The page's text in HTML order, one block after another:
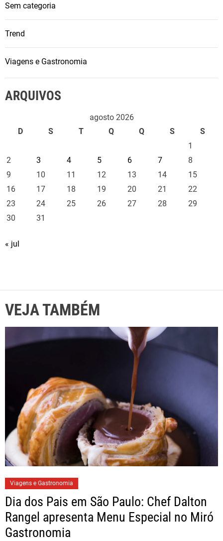
Sem categoria
Trend
Viagens e Gastronomia
ARQUIVOS
agosto 2026
D
S T Q Q S
S
1
2
3 4 5 6 7
8
9
10 11 12 13 14
15
16
17 18 19 20 21
22
23
24 25 26 27 28
29
30
31
« jul
VEJA TAMBÉM
Viagens e Gastronomia
Dia dos Pais em São Paulo: Chef Dalton
Rangel apresenta Menu Especial no Miró
Gastronomia